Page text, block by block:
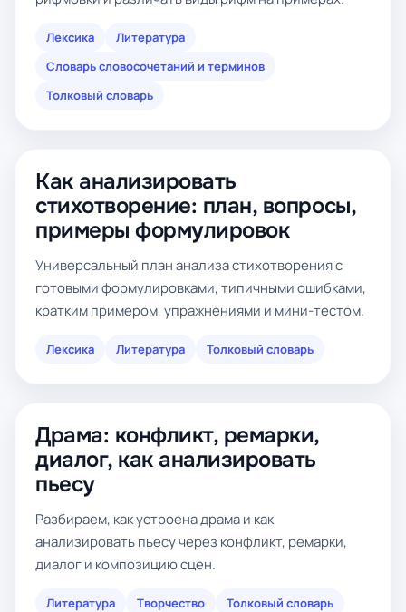
Лексика
Литература
Словарь словосочетаний и терминов
Толковый словарь
Как анализировать
стихотворение: план, вопросы,
примеры формулировок
Универсальный план анализа стихотворения с
готовыми формулировками, типичными ошибками,
кратким примером, упражнениями и мини-тестом.
Лексика Литература Толковый словарь
Драма: конфликт, ремарки,
диалог, как анализировать
пьесу
Разбираем, как устроена драма и как
анализировать пьесу через конфликт, ремарки,
диалог и композицию сцен.
Литература Творчество Толковый словарь